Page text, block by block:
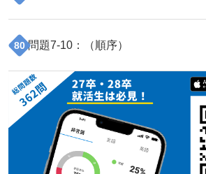
80 問題7-10 ：（順序）